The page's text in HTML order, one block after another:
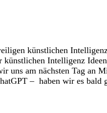
künstlichen
Intelligenz
uns am nächsten Tag an
– haben wir es bald